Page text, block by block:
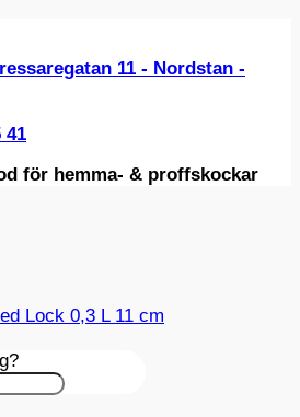
11 - Nordstan -
41
för hemma- & proffskockar